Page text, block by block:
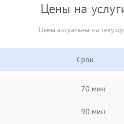
Цены на
Цены актуальны на
Срок
70 мин
90 мин